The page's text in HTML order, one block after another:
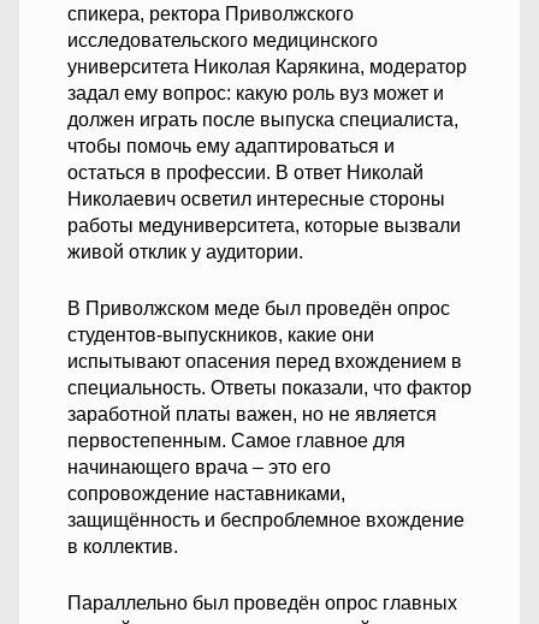
спикера, ректора Приволжского
исследовательского медицинского
университета Николая Карякина, модератор
задал ему вопрос: какую роль вуз может и
должен играть после выпуска специалиста,
чтобы помочь ему адаптироваться и
остаться в профессии. В ответ Николай
Николаевич осветил интересные стороны
работы медуниверситета, которые вызвали
живой отклик у аудитории.
В Приволжском меде был проведён опрос
студентов-выпускников, какие они
испытывают опасения перед вхождением в
специальность. Ответы показали, что фактор
заработной платы важен, но не является
первостепенным. Самое главное для
начинающего врача – это его
сопровождение наставниками,
защищённость и беспроблемное вхождение
в коллектив.
Параллельно был проведён опрос главных